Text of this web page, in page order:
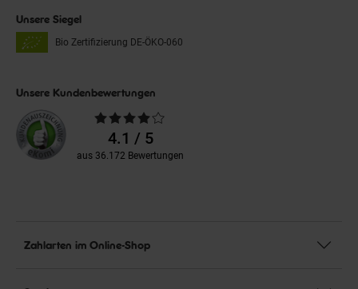
Unsere Siegel
Bio Zertifizierung DE-ÖKO-060
Unsere Kundenbewertungen
Durchschnittliche
Bewertungen4.1 / 5
aus 36.172 Bewertungen
Zahlarten im Online-Shop